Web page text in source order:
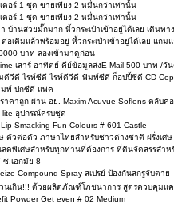
ตอร์ 1 ชุด ขายเพียง 2 หมื่นกว่าเท่านั้น
ตอร์ 1 ชุด ขายเพียง 2 หมื่นกว่าเท่านั้น
บ้านสวยมั๊กมาก หิ้วกระเป๋าเข้าอยู่ได้เลย เดินทา
อเติมแล้วพร้อมอยู่ หิ้วกระเป๋าเข้าอยู่ได้เลย แถม
บาท ลองเข้ามาดูก่อน
เสาร์-อาทิตย์ คีย์ข้อมูลส่งE-Mail 500 บาท /วั
ดีวีดี ไรท์ซีดี ไรท์ดีวีดี พิมพ์ซีดี ก็อปปี้ซีดี CD
มพ์ ปกซีดี แพค
าคาถูก ผ่าน อย. Maxim Acuvue Soflens ตลับ
lite อุปกรณ์ครบชุด
Smacking Fun Colours # 601 Castle
ตัวต่อตัว ภาษาไทยสำหรับชาวต่างชาติ ฝรั่งเศ
ดพิเศษสำหรับทุกท่านที่ต้องการ ที่ดินจัดสรรสำห
.เอกมัย 8
Compound Spray สเปรย์ ป้องกันสกรูจับตาย
เกิน!!! ด้วยผลิตภัณฑ์โภชนาการ สูตรควบคุมแค
Powder Get even # 02 Medium